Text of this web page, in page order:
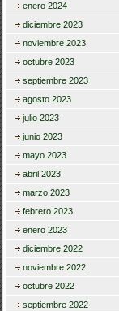
enero 2024
diciembre 2023
noviembre 2023
octubre 2023
septiembre 2023
agosto 2023
julio 2023
junio 2023
mayo 2023
abril 2023
marzo 2023
febrero 2023
enero 2023
diciembre 2022
noviembre 2022
octubre 2022
septiembre 2022